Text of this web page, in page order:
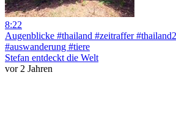
8:22
Augenblicke #thailand #zeitraffer
#auswanderung #tiere
Stefan entdeckt die Welt
vor 2 Jahren